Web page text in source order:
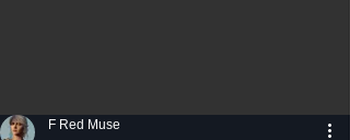
F Red Muse